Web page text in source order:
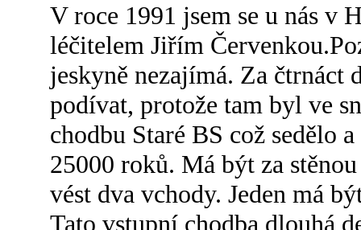
V roce 1991 jsem se u nás v
léčitelem Jiřím
jeskyně nezajímá. Za čtrnáct
podívat, protože tam byl ve
chodbu Staré BS což sedělo
25000 roků. Má být za
vést dva vchody. Jeden má
Tato vstupní chodba dlouhá